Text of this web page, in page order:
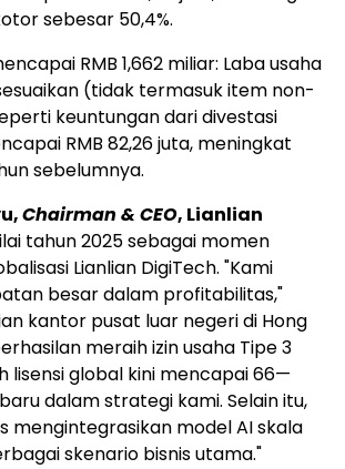
sebesar 50,4%.
RMB 1,662 miliar: Laba usaha
(tidak termasuk item non-
keuntungan dari divestasi
RMB 82,26 juta, meningkat
sebelumnya.
Chairman & CEO, Lianlian
tahun 2025 sebagai momen
Lianlian DigiTech. "Kami
besar dalam profitabilitas,"
kantor pusat luar negeri di Hong
meraih izin usaha Tipe 3
lisensi global kini mencapai 66—
dalam strategi kami. Selain itu,
mengintegrasikan model AI skala
skenario bisnis utama."